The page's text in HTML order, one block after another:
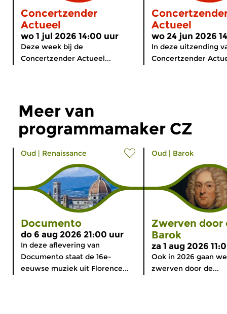
Concertzender
Actueel
wo 1 jul 2026 14:00 uur
Deze week bij de
Concertzender Actueel...
Actueel
wo 24 jun 2026
In deze uitzending
Concertzender
Meer van
programmamaker CZ
Oud Renaissance
Documento
do 6 aug 2026 21:00 uur
In deze aflevering van
Documento staat de 16e-
eeuwse muziek uit Florence...
Oud Barok
Zwerven door
Barok
za 1 aug 2026
Ook in 2026 gaan
zwerven door de...